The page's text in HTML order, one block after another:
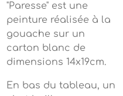
"Paresse" est une
peinture réalisée à la
gouache sur un
carton blanc de
dimensions 14x19cm.
En bas du tableau, un